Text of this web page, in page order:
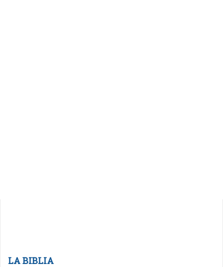
LA BIBLIA